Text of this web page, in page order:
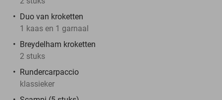
Duo van kroketten
1 kaas en 1 garnaal
Breydelham kroketten
2 stuks
Rundercarpaccio
klassieker